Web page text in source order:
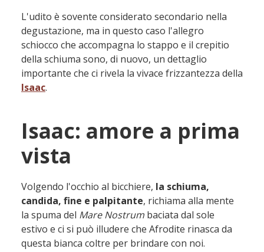
L'udito è sovente considerato secondario nella
degustazione, ma in questo caso l'allegro
schiocco che accompagna lo stappo e il crepitio
della schiuma sono, di nuovo, un dettaglio
importante che ci rivela la vivace frizzantezza della
Isaac.
Isaac: amore a prima
vista
Volgendo l'occhio al bicchiere, la schiuma,
candida, fine e palpitante, richiama alla mente
la spuma del Mare Nostrum baciata dal sole
estivo e ci si può illudere che Afrodite rinasca da
questa bianca coltre per brindare con noi.